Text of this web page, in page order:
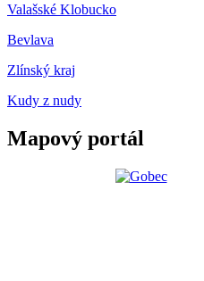
Valašské Klobucko
Bevlava
Zlínský kraj
Kudy z nudy
Mapový portál